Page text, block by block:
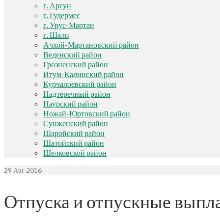
г. Аргун
г. Гудермес
г. Урус-Мартан
г. Шали
Ачхой-Мартановский район
Веденский район
Грозненский район
Итум-Калинский район
Курчалоевский район
Надтеречный район
Наурский район
Ножай-Юртовский район
Сунженский район
Шаройский район
Шатойский район
Шелковской район
29 Авг 2016
Отпуска и отпускные